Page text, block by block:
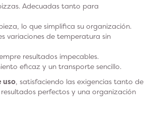
Adecuadas tanto para
lo que simplifica su organización.
variaciones de temperatura sin
resultados impecables.
eficaz y un transporte sencillo.
uso, satisfaciendo las exigencias tanto de
perfectos y una organización